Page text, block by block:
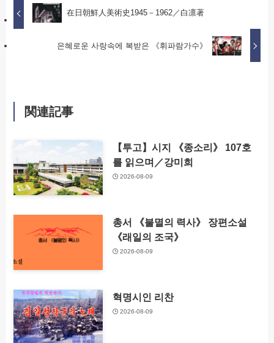
在日朝鮮人美術史1945－1962／白凛著
은혜로운 사랑속에 복받은 《휘파람가수》
関連記事
【투고】시지 《종소리》 107호
를 읽으며／강미희
2026-08-09
총서 《불멸의 력사》 장편소설
《래일의 조국》
2026-08-09
혁명시인 리찬
2026-08-09